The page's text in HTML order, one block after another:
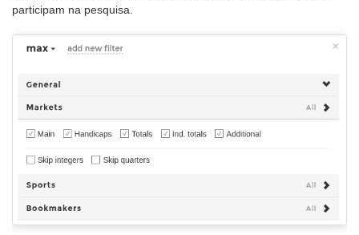
participam na pesquisa.